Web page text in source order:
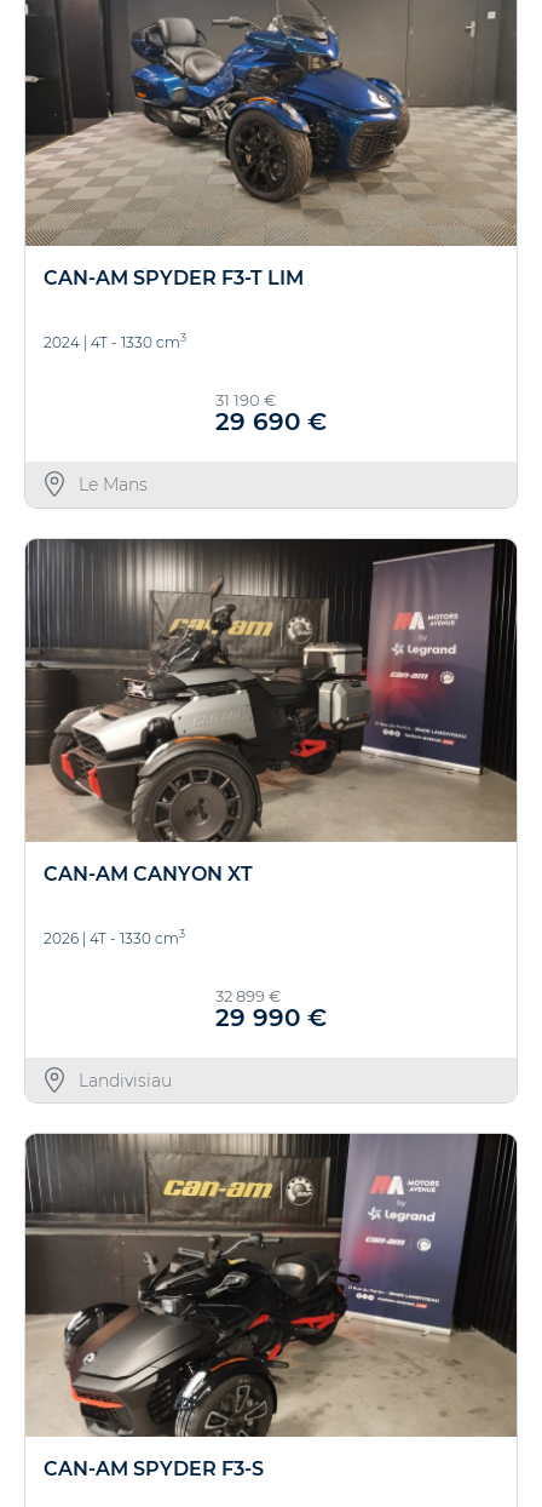
CAN-AM SPYDER F3-T LIM
2024 4T - 1330 cm3
31 190 €
29 690 €
Le Mans
CAN-AM CANYON XT
2026 | 4T - 1330 cm3
32 899 €
29 990 €
Landivisiau
CAN-AM SPYDER F3-S